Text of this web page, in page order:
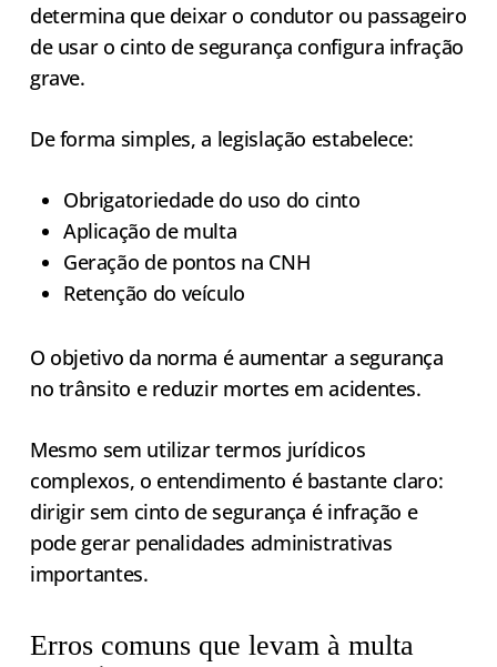
determina que deixar o condutor ou passageiro
de usar o cinto de segurança configura infração
grave.
De forma simples, a legislação estabelece:
Obrigatoriedade do uso do cinto
Aplicação de multa
Geração de pontos na CNH
Retenção do veículo
O objetivo da norma é aumentar a segurança
no trânsito e reduzir mortes em acidentes.
Mesmo sem utilizar termos jurídicos
complexos, o entendimento é bastante claro:
dirigir sem cinto de segurança é infração e
pode gerar penalidades administrativas
importantes.
Erros comuns que levam à multa